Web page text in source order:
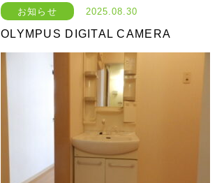
お知らせ 2025.08.30
OLYMPUS DIGITAL CAMERA